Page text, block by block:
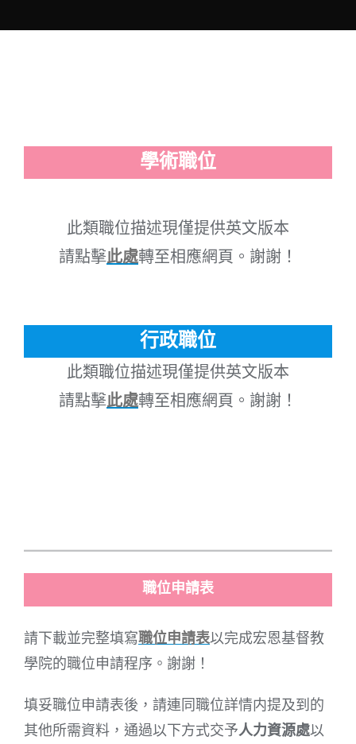
學術職位
此類職位描述現僅提供英文版本
請點擊此處轉至相應網頁。謝謝！
行政職位
此類職位描述現僅提供英文版本
請點擊此處轉至相應網頁。謝謝！
職位申請表
請下載並完整填寫職位申請表以完成宏恩基督教
學院的職位申請程序。謝謝！
填妥職位申請表後，請連同職位詳情内提及到的
其他所需資料，通過以下方式交予人力資源處以